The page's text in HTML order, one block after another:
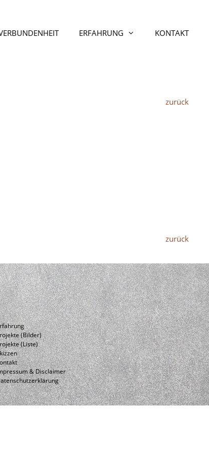
ERFAHRUNG KONTAKT
zurück
zurück
(Bilder)
(Liste)
& Disclaimer